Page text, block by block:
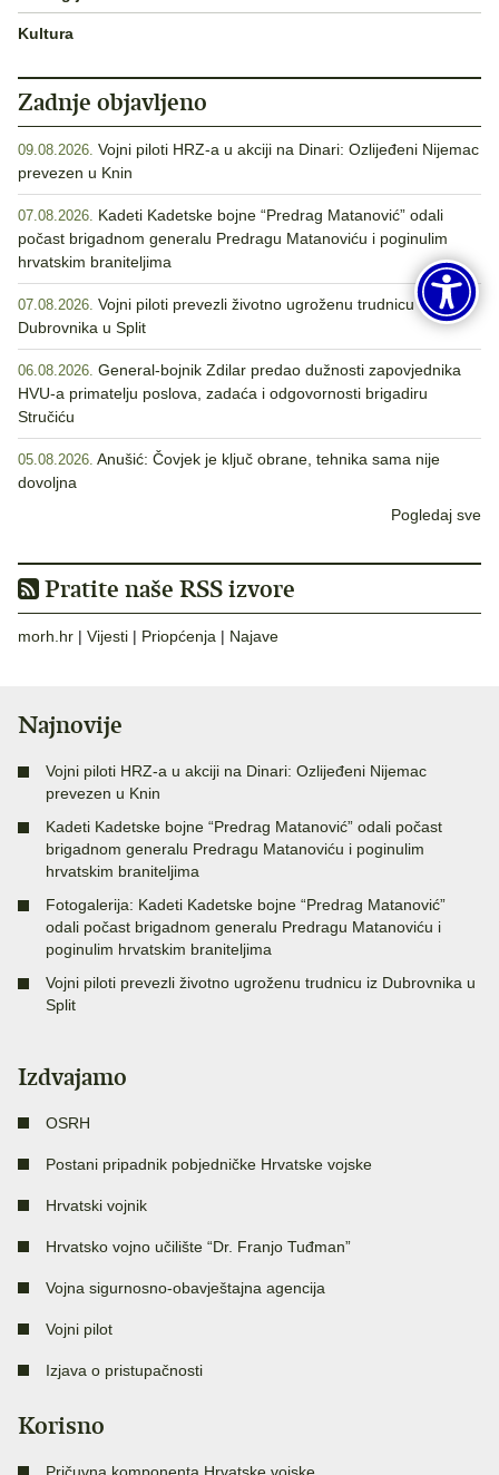
Kultura
Zadnje objavljeno
09.08.2026. Vojni piloti HRZ-a u akciji na Dinari: Ozlijeđeni Nijemac
prevezen u Knin
07.08.2026. Kadeti Kadetske bojne “Predrag Matanović” odali
počast brigadnom generalu Predragu Matanoviću i poginulim
hrvatskim braniteljima
07.08.2026. Vojni piloti prevezli životno ugroženu trudnicu iz
Dubrovnika u Split
06.08.2026. General-bojnik Zdilar predao dužnosti zapovjednika
HVU-a primatelju poslova, zadaća i odgovornosti brigadiru
Stručiću
05.08.2026. Anušić: Čovjek je ključ obrane, tehnika sama nije
dovoljna
Pogledaj sve
Pratite naše RSS izvore
morh.hr | Vijesti | Priopćenja | Najave
Najnovije
Vojni piloti HRZ-a u akciji na Dinari: Ozlijeđeni Nijemac
prevezen u Knin
Kadeti Kadetske bojne “Predrag Matanović” odali počast
brigadnom generalu Predragu Matanoviću i poginulim
hrvatskim braniteljima
Fotogalerija: Kadeti Kadetske bojne “Predrag Matanović”
odali počast brigadnom generalu Predragu Matanoviću i
poginulim hrvatskim braniteljima
Vojni piloti prevezli životno ugroženu trudnicu iz Dubrovnika u
Split
Izdvajamo
OSRH
Postani pripadnik pobjedničke Hrvatske vojske
Hrvatski vojnik
Hrvatsko vojno učilište “Dr. Franjo Tuđman”
Vojna sigurnosno-obavještajna agencija
Vojni pilot
Izjava o pristupačnosti
Korisno